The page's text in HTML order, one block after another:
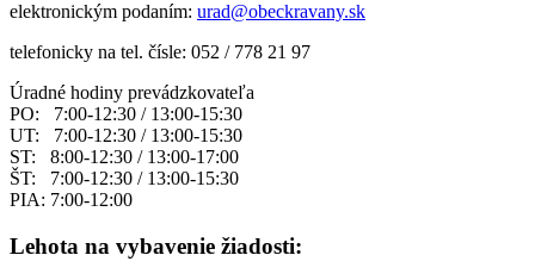
elektronickým podaním: urad@obeckravany.sk
telefonicky na tel. čísle: 052 / 778 21 97
Úradné hodiny prevádzkovateľa
PO: 7:00-12:30 / 13:00-15:30
UT: 7:00-12:30 / 13:00-15:30
ST: 8:00-12:30 / 13:00-17:00
ŠT: 7:00-12:30 / 13:00-15:30
PIA: 7:00-12:00
Lehota na vybavenie žiadosti: